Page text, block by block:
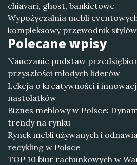
chiavari, ghost, bankietowe
Wypożyczalnia mebli
kompleksowy przewodnik stylów
Polecane wpisy
Nauczanie podstaw
przyszłości młodych liderów
Lekcja o kreatywności i
nastolatków
Biznes meblowy w Polsce:
trendy na rynku
Rynek mebli używanych i
recykling w Polsce
TOP 10 biur rachunkowych w